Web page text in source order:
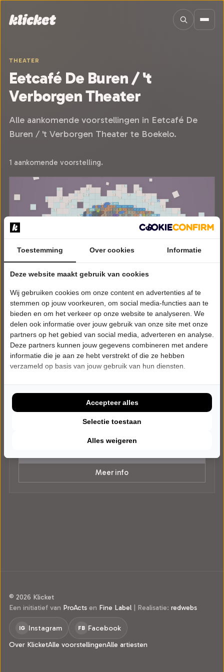
THEATER
Eetcafé De Buren / 't
Verborgen Theater
Alle aankomende voorstellingen in Eetcafé De
Buren / 't Verborgen Theater te Boekelo.
1 aankomende voorstelling.
Wouter Monden
Eetcafé De Buren / 't Verborgen Theater
Meer info
© 2026 Klicket
Een initiatief van ProActs en Fine Label | Realisatie: redwebs
IG Instagram FB Facebook
Over KlicketAlle voorstellingenAlle artiesten
Toestemming Over cookies Informatie
Deze website maakt gebruik van cookies
Wij gebruiken cookies om onze content en advertenties af te
stemmen op jouw voorkeuren, om social media-functies aan te
bieden en om het verkeer op onze website te analyseren. We
delen ook informatie over jouw gebruik van onze site met onze
partners op het gebied van social media, adverteren en analyse.
Deze partners kunnen jouw gegevens combineren met andere
informatie die je aan ze hebt verstrekt of die ze hebben
verzameld op basis van jouw gebruik van hun diensten.
Alles weigeren
Selectie toestaan
Accepteer alles